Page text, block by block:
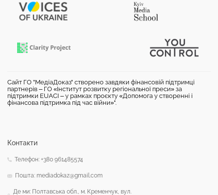
Сайт ГО "МедіаДоказ" створено завдяки фінансовій підтримці
партнерів – ГО «Інститут розвитку регіональної преси» за
підтримки EUACI – у рамках проєкту «Допомога у створенні і
фінансова підтримка під час війни»".
Контакти
Телефон: +380 961485574
Пошта: mediadokaz@gmail.com
Де ми: Полтавська обл., м. Кременчук, вул.